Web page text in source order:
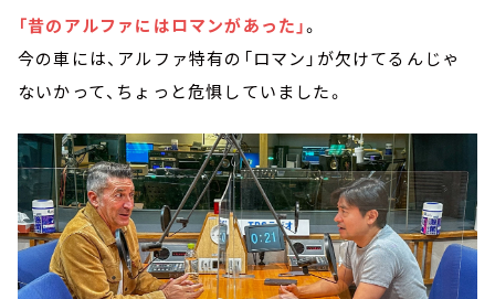
「昔のアルファにはロマンがあった」。
今の車には、アルファ特有の「ロマン」が欠けてるんじゃ
ないかって、ちょっと危惧していました。